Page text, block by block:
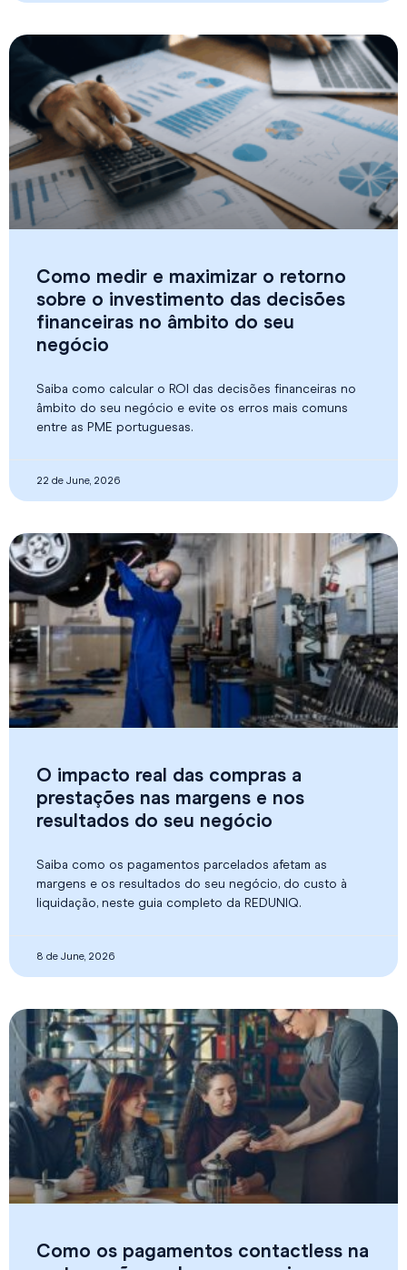
Como medir e maximizar o retorno
sobre o investimento das decisões
financeiras no âmbito do seu
negócio
Saiba como calcular o ROI das decisões financeiras no
âmbito do seu negócio e evite os erros mais comuns
entre as PME portuguesas.
22 de June, 2026
O impacto real das compras a
prestações nas margens e nos
resultados do seu negócio
Saiba como os pagamentos parcelados afetam as
margens e os resultados do seu negócio, do custo à
liquidação, neste guia completo da REDUNIQ.
8 de June, 2026
Como os pagamentos contactless na